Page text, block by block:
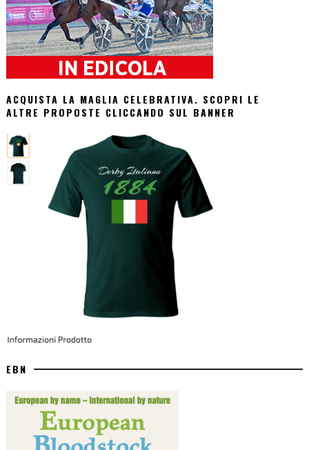
ACQUISTA LA MAGLIA CELEBRATIVA. SCOPRI LE
ALTRE PROPOSTE CLICCANDO SUL BANNER
EBN